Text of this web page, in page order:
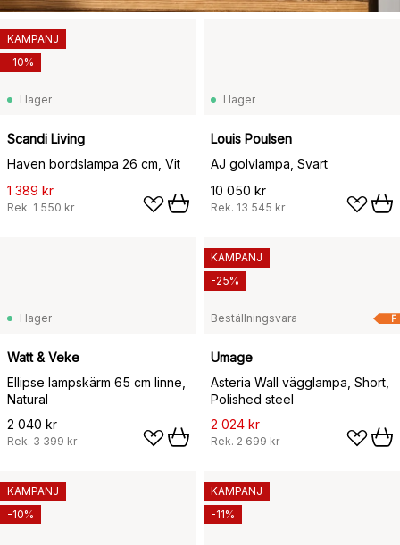
I lager
Scandi Living
Haven bordslampa 26 cm, Vit
1 389 kr
Rek. 1 550 kr
KAMPANJ
-10%
I lager
Louis Poulsen
AJ golvlampa, Svart
10 050 kr
Rek. 13 545 kr
I lager
Watt & Veke
Ellipse lampskärm 65 cm linne,
Natural
2 040 kr
Rek. 3 399 kr
F
Beställningsvara
Umage
Asteria Wall vägglampa, Short,
Polished steel
2 024 kr
Rek. 2 699 kr
KAMPANJ
-25%
KAMPANJ
-10%
KAMPANJ
-11%